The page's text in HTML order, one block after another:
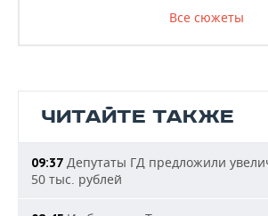
Все сюжеты
ЧИТАЙТЕ ТАКЖЕ
09:37 Депутаты ГД предложили
50 тыс. рублей